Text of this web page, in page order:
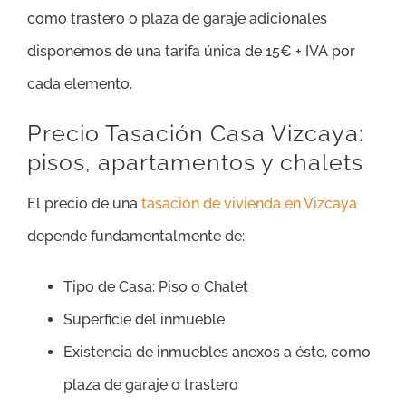
como trastero o plaza de garaje adicionales
disponemos de una tarifa única de 15€ + IVA por
cada elemento.
Precio Tasación Casa Vizcaya:
pisos, apartamentos y chalets
El precio de una tasación de vivienda en Vizcaya
depende fundamentalmente de:
Tipo de Casa: Piso o Chalet
Superficie del inmueble
Existencia de inmuebles anexos a éste, como
plaza de garaje o trastero